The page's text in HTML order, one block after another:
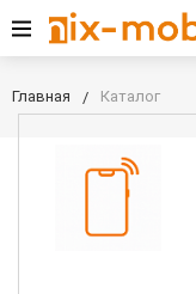
Главная Каталог